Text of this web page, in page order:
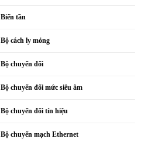
Biến tần
Bộ cách ly mỏng
Bộ chuyển đổi
Bộ chuyển đổi mức siêu âm
Bộ chuyển đổi tín hiệu
Bộ chuyển mạch Ethernet